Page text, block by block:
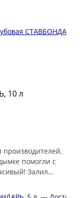
10 л
производителей,
помогли с
Залил
капелька но по